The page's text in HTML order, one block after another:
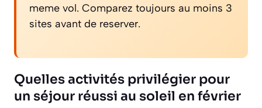
meme vol. Comparez toujours au moins 3
sites avant de reserver.
Quelles activités privilégier pour
un séjour réussi au soleil en février